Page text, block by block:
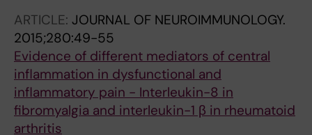
ARTICLE: JOURNAL OF NEUROIMMUNOLOGY.
2015;280:49-55
Evidence of different mediators of central
inflammation in dysfunctional and
inflammatory pain - Interleukin-8 in
fibromyalgia and interleukin-1 β in rheumatoid
arthritis